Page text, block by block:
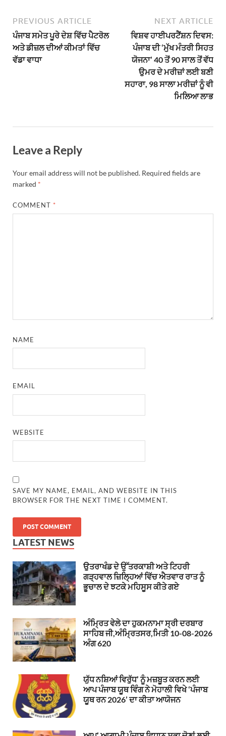
PREVIOUS ARTICLE
ਪੰਜਾਬ ਸਮੇਤ ਪੂਰੇ ਦੇਸ਼ ਵਿੱਚ ਪੈਟਰੋਲ
ਅਤੇ ਡੀਜ਼ਲ ਦੀਆਂ ਕੀਮਤਾਂ ਵਿੱਚ
ਵੱਡਾ ਵਾਧਾ
NEXT ARTICLE
ਵਿਸ਼ਵ ਹਾਈਪਰਟੈਂਸ਼ਨ ਦਿਵਸ:
ਪੰਜਾਬ ਦੀ ‘ਮੁੱਖ ਮੰਤਰੀ ਸਿਹਤ
ਯੋਜਨਾ’ 40 ਤੋਂ 90 ਸਾਲ ਤੋਂ ਵੱਧ
ਉਮਰ ਦੇ ਮਰੀਜ਼ਾਂ ਲਈ ਬਣੀ
ਸਹਾਰਾ, 98 ਸਾਲਾ ਮਰੀਜ਼ਾਂ ਨੂੰ ਵੀ
ਮਿਲਿਆ ਲਾਭ
Leave a Reply
Your email address will not be published. Required fields are
marked *
COMMENT *
NAME
EMAIL
WEBSITE
SAVE MY NAME, EMAIL, AND WEBSITE IN THIS
BROWSER FOR THE NEXT TIME I COMMENT.
LATEST NEWS
ਉਤਰਾਖੰਡ ਦੇ ਉੱਤਰਕਾਸ਼ੀ ਅਤੇ ਟਿਹਰੀ
ਗੜ੍ਹਵਾਲ ਜ਼ਿਲ੍ਹਿਆਂ ਵਿੱਚ ਐਤਵਾਰ ਰਾਤ ਨੂੰ
ਭੂਚਾਲ ਦੇ ਝਟਕੇ ਮਹਿਸੂਸ ਕੀਤੇ ਗਏ
ਅੰਮ੍ਰਿਤ ਵੇਲੇ ਦਾ ਹੁਕਮਨਾਮਾ ਸ੍ਰੀ ਦਰਬਾਰ
ਸਾਹਿਬ ਜੀ,ਅੰਮ੍ਰਿਤਸਰ,ਮਿਤੀ 10-08-2026
ਅੰਗ 620
ਯੁੱਧ ਨਸ਼ਿਆਂ ਵਿਰੁੱਧ’ ਨੂੰ ਮਜ਼ਬੂਤ ਕਰਨ ਲਈ
ਆਪ ਪੰਜਾਬ ਯੂਥ ਵਿੰਗ ਨੇ ਮੋਹਾਲੀ ਵਿਖੇ ‘ਪੰਜਾਬ
ਯੂਥ ਰਨ 2026’ ਦਾ ਕੀਤਾ ਆਯੋਜਨ